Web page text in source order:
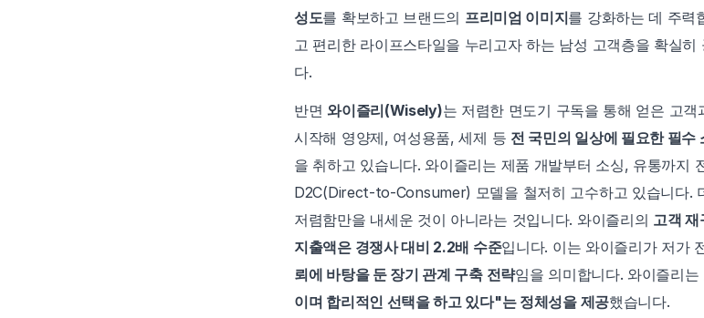
성도를 확보하고 브랜드의 프리미엄 이미지를 강화하는 데 주력
고 편리한 라이프스타일을 누리고자 하는 남성 고객층을 확실
다.
반면 와이즐리(Wisely)는 저렴한 면도기 구독을 통해 얻은 고
시작해 영양제, 여성용품, 세제 등 전 국민의 일상에 필요한 필수
을 취하고 있습니다. 와이즐리는 제품 개발부터 소싱, 유통까지
D2C(Direct-to-Consumer) 모델을 철저히 고수하고 있습니다.
저렴함만을 내세운 것이 아니라는 것입니다. 와이즐리의 고객
지출액은 경쟁사 대비 2.2배 수준입니다. 이는 와이즐리가 저가
뢰에 바탕을 둔 장기 관계 구축 전략임을 의미합니다. 와이즐리
이며 합리적인 선택을 하고 있다"는 정체성을 제공했습니다.